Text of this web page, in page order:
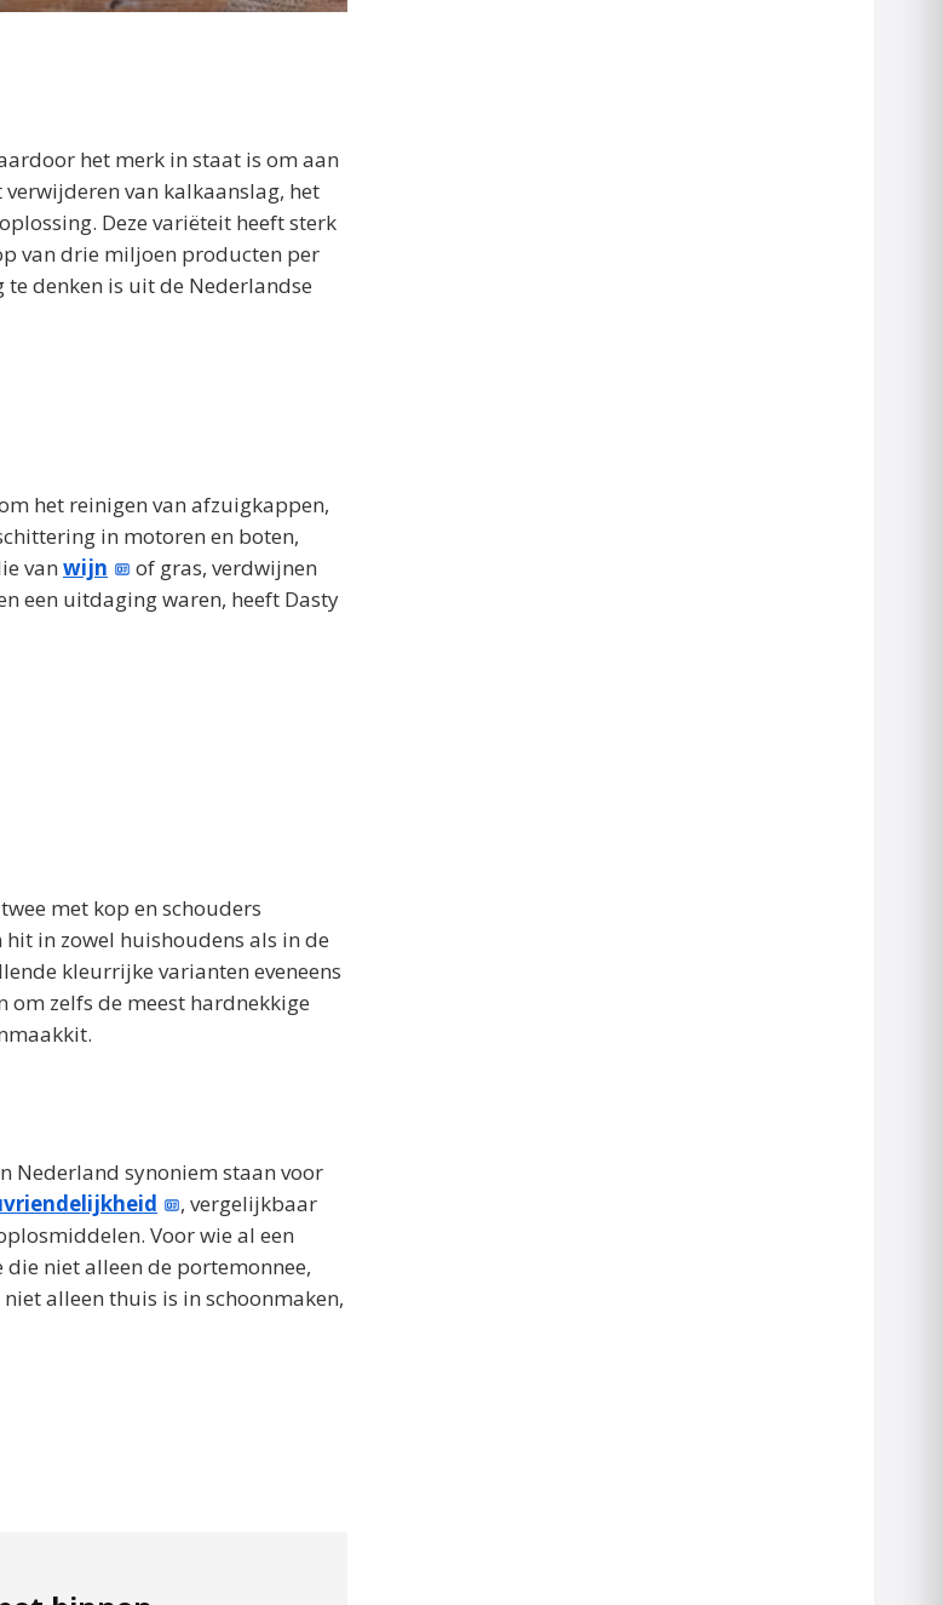
het merk in staat is om aan
van kalkaanslag, het
Deze variëteit heeft sterk
van drie miljoen producten per
denken is uit de Nederlandse
het reinigen van afzuigkappen,
in motoren en boten,
van wijn
of gras, verdwijnen
een uitdaging waren, heeft Dasty
met kop en schouders
in zowel huishoudens als in de
kleurrijke varianten eveneens
om zelfs de meest hardnekkige
Nederland synoniem staan voor
, vergelijkbaar
Voor wie al een
niet alleen de portemonnee,
alleen thuis is in schoonmaken,